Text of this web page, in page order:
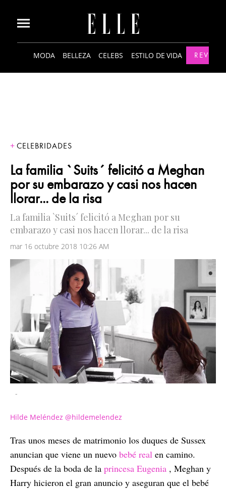
MODA BELLEZA CELEBS ESTILO DE VIDA
CELEBRIDADES
La familia `Suits´ felicitó a Meghan
por su embarazo y casi nos hacen
llorar... de la risa
La familia `Suits´ felicitó a Meghan por su
embarazo y casi nos hacen llorar... de la risa
mar 16 octubre 2018 10:26 AM
-
Hilde Meléndez @hildemelendez
Tras unos meses de matrimonio los duques de Sussex
anuncian que viene un nuevo bebé real en camino.
Después de la boda de la princesa Eugenia , Meghan y
Harry hicieron el gran anuncio y aseguran que el bebé